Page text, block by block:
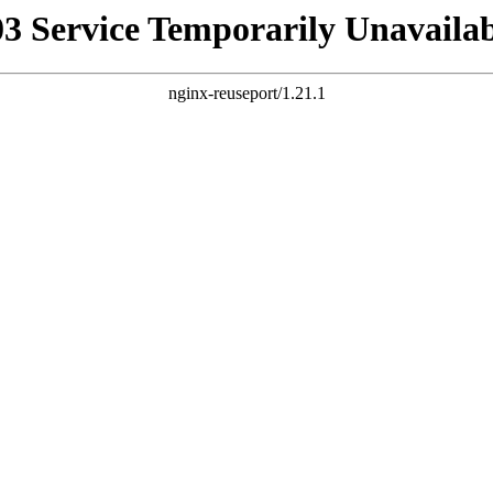
Service Temporarily
nginx-reuseport/1.21.1